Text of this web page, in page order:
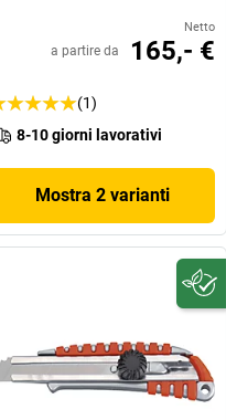
Netto
a partire da 165,- €
(1)
8-10 giorni lavorativi
Mostra 2 varianti